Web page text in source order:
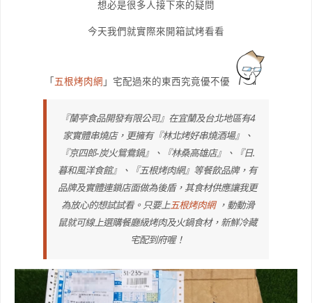
想必是很多人接下來的疑問
今天我們就實際來開箱試烤看看
「五根烤肉網 」宅配過來的東西究竟優不優
『蘭亭食品開發有限公司』在宜蘭及台北地區有4
家實體串燒店，更擁有『林北烤好串燒酒場』、
『京四郎-炭火鴛鴦鍋』、『林桑高雄店』、『日.
暮和風洋食館』、『五根烤肉網』等餐飲品牌，有
品牌及實體連鎖店面做為後盾，其食材供應讓我更
為放心的想試試看。只要上五根烤肉網，動動滑
鼠就可線上選購餐廳級烤肉及火鍋食材，新鮮冷藏
宅配到府喔！